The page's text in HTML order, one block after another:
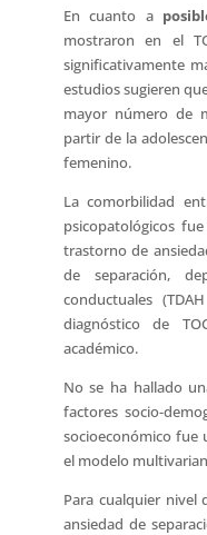
En cuanto a
mostraron en el
significativamente
estudios sugieren
mayor número de
partir de la
femenino.
La comorbilidad
psicopatológicos
trastorno de
de separación,
conductuales
diagnóstico de
académico.
No se ha hallado
factores socio-
socioeconómico fue
el modelo
Para cualquier nivel
ansiedad de